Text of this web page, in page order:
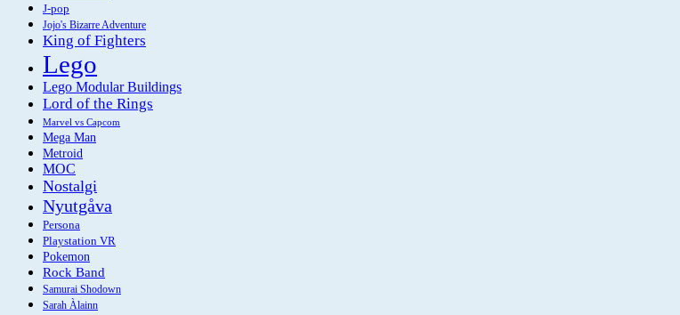
J-pop
Jojo's Bizarre Adventure
King of Fighters
Lego
Lego Modular Buildings
Lord of the Rings
Marvel vs Capcom
Mega Man
Metroid
MOC
Nostalgi
Nyutgåva
Persona
Playstation VR
Pokemon
Rock Band
Samurai Shodown
Sarah Àlainn